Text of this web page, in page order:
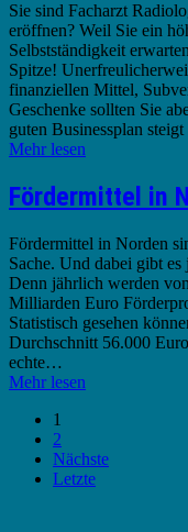
Sie sind Facharzt
eröffnen? Weil Sie ein
Selbstständigkeit
Spitze!
finanziellen Mittel,
Geschenke sollten Sie
guten Businessplan
Mehr lesen
Fördermittel in
Fördermittel in Norden
Sache. Und dabei gibt
Denn jährlich werden
Milliarden Euro
Statistisch gesehen
Durchschnitt 56.000
echte…
Mehr lesen
1
2
Nächste
Letzte